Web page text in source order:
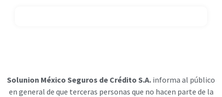
Solunion México Seguros de Crédito S.A. informa al público
en general de que terceras personas que no hacen parte de la